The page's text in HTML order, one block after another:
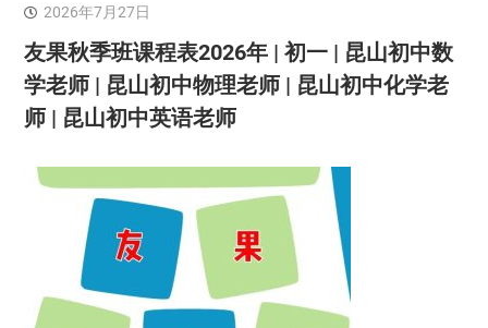
2026年7月27日
友果秋季班课程表2026年 | 初一 | 昆山初中数
学老师 | 昆山初中物理老师 | 昆山初中化学老
师 | 昆山初中英语老师